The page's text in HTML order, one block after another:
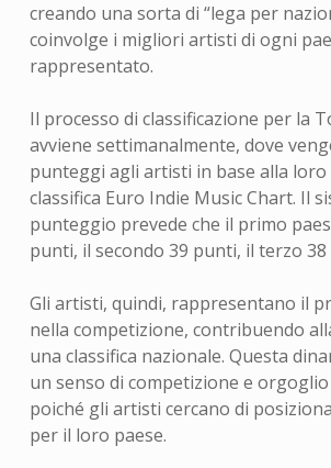
creando una sorta di “lega per
coinvolge i migliori artisti di ogni
rappresentato.
Il processo di classificazione per la
avviene settimanalmente, dove
punteggi agli artisti in base alla
classifica Euro Indie Music Chart. Il
punteggio prevede che il primo
punti, il secondo 39 punti, il terzo 38
Gli artisti, quindi, rappresentano il
nella competizione, contribuendo
una classifica nazionale. Questa
un senso di competizione e
poiché gli artisti cercano di
per il loro paese.